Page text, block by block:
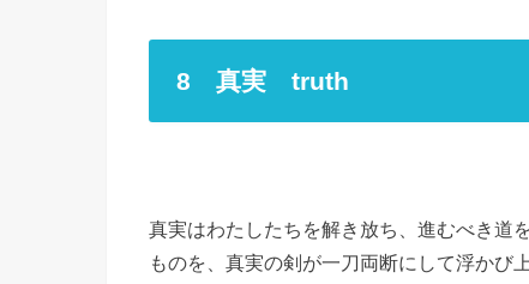
8 真実 truth
真実はわたしたちを解き放ち、進むべき道
ものを、真実の剣が一刀両断にして浮かび